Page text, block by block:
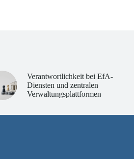
Verantwortlichkeit bei EfA-
Diensten und zentralen
Verwaltungsplattformen